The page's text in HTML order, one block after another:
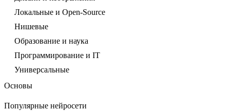
Локальные и Open-Source
Нишевые
Образование и наука
Программирование и IT
Универсальные
Основы
Популярные нейросети